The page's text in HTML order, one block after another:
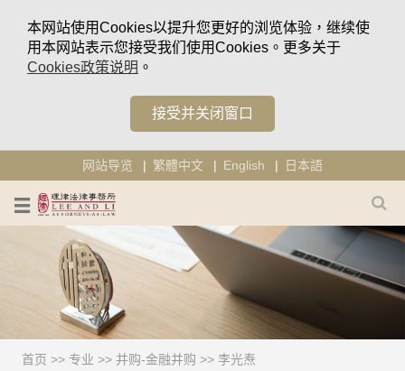
本网站使用Cookies以提升您更好的浏览体验，继续使
用本网站表示您接受我们使用Cookies。更多关于
Cookies政策说明 。
接受并关闭窗口
网站导览 繁體中文 English 日本語
首页 >> 专业 >> 并购-金融并购 >> 李光焘